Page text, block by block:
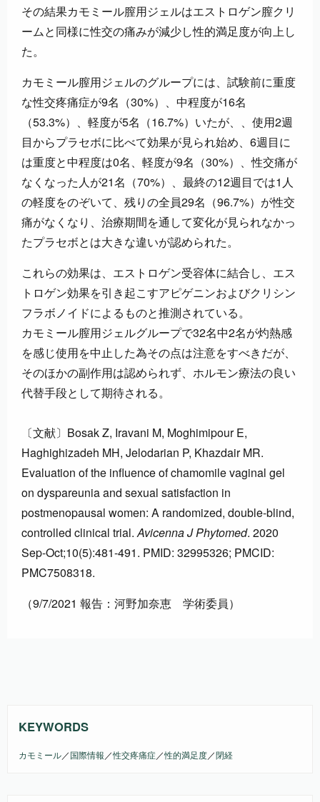
その結果カモミール膣用ジェルはエストロゲン膣クリ
ームと同様に性交の痛みが減少し性的満足度が向上し
た。
カモミール膣用ジェルのグループには、試験前に重度
な性交疼痛症が9名（30%）、中程度が16名
（53.3%）、軽度が5名（16.7%）いたが、、使用2週
目からプラセボに比べて効果が見られ始め、6週目に
は重度と中程度は0名、軽度が9名（30%）、性交痛が
なくなった人が21名（70%）、最終の12週目では1人
の軽度をのぞいて、残りの全員29名（96.7%）が性交
痛がなくなり、治療期間を通して変化が見られなかっ
たプラセボとは大きな違いが認められた。
これらの効果は、エストロゲン受容体に結合し、エス
トロゲン効果を引き起こすアピゲニンおよびクリシン
フラボノイドによるものと推測されている。
カモミール膣用ジェルグループで32名中2名が灼熱感
を感じ使用を中止した為その点は注意をすべきだが、
そのほかの副作用は認められず、ホルモン療法の良い
代替手段として期待される。
〔文献〕Bosak Z, Iravani M, Moghimipour E,
Haghighizadeh MH, Jelodarian P, Khazdair MR.
Evaluation of the influence of chamomile vaginal gel
on dyspareunia and sexual satisfaction in
postmenopausal women: A randomized, double-blind,
controlled clinical trial.Avicenna J Phytomed. 2020
Sep-Oct;10(5):481-491. PMID: 32995326; PMCID:
PMC7508318.
（9/7/2021 報告：河野加奈恵 学術委員）
KEYWORDS
カモミール／国際情報 ／性交疼痛症／性的満足度／閉経